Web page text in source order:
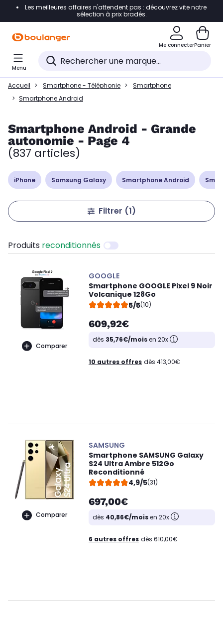
Accéder directement à la navigation
Accéder directement à la liste des produits
Accéder directement au contenu
Accéder directement au pied de page
Accéder directement au chatbot
Les meilleures affaires n'attendent pas : découvrez vite notre
sélection à prix bradés.
Me connecterPanier
Menu
Accueil Smartphone - Téléphonie
Smartphone
Smartphone Android
Smartphone Android - Grande
autonomie - Page 4
(837 articles)
iPhone Samsung Galaxy Smartphone Android
Filtrer (1)
Produits reconditionnés
Comparer
GOOGLE
Smartphone GOOGLE Pixel 9 Noir
Volcanique 128Go
5/5(10)
609,92€
dès 35,76€/moisen 20x
10 autres offres dès 413,00€
Comparer
SAMSUNG
Smartphone SAMSUNG Galaxy
S24 Ultra Ambre 512Go
Reconditionné
4,9/5(31)
697,00€
dès 40,86€/moisen 20x
6 autres offres dès 610,00€